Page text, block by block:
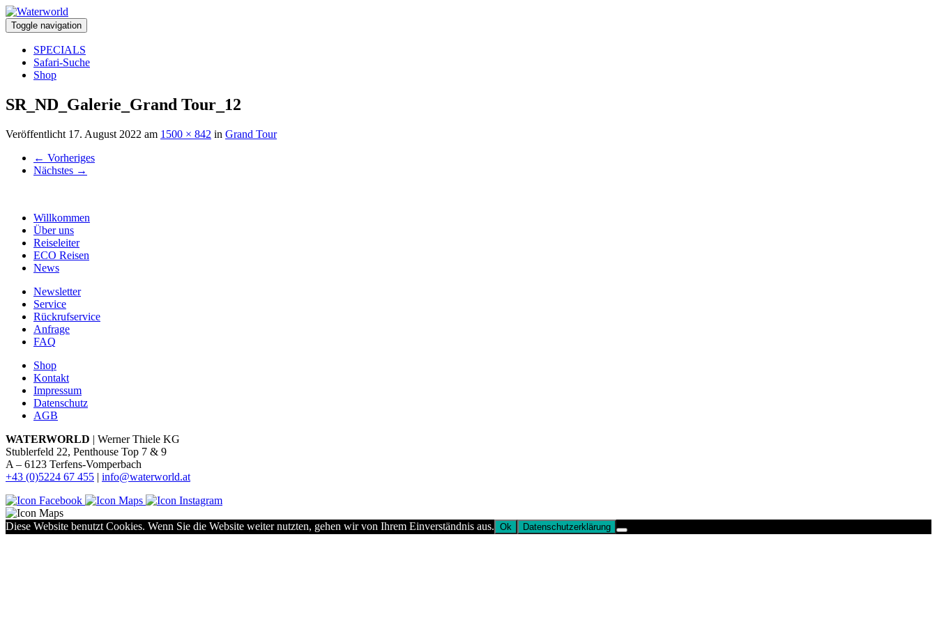
Toggle navigation
SPECIALS
Safari-Suche
Shop
SR_ND_Galerie_Grand Tour_12
Veröffentlicht 17. August 2022 am 1500 × 842 in Grand Tour
← Vorheriges
Nächstes →
Willkommen
Über uns
Reiseleiter
ECO Reisen
News
Newsletter
Service
Rückrufservice
Anfrage
FAQ
Shop
Kontakt
Impressum
Datenschutz
AGB
WATERWORLD | Werner Thiele KG
Stublerfeld 22, Penthouse Top 7 & 9
A – 6123 Terfens-Vomperbach
+43 (0)5224 67 455 | info@waterworld.at
Diese Website benutzt Cookies. Wenn Sie die Website weiter nutzten, gehen wir von Ihrem Einverständnis aus. Ok Datenschutzerklärung